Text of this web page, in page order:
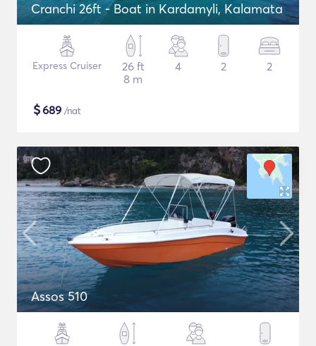
Cranchi 26ft - Boat in Kardamyli, Kalamata
Express Cruiser
26 ft
8 m
4 2 2
$689 /nat
Assos 510